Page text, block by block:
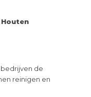
de
reinigen en